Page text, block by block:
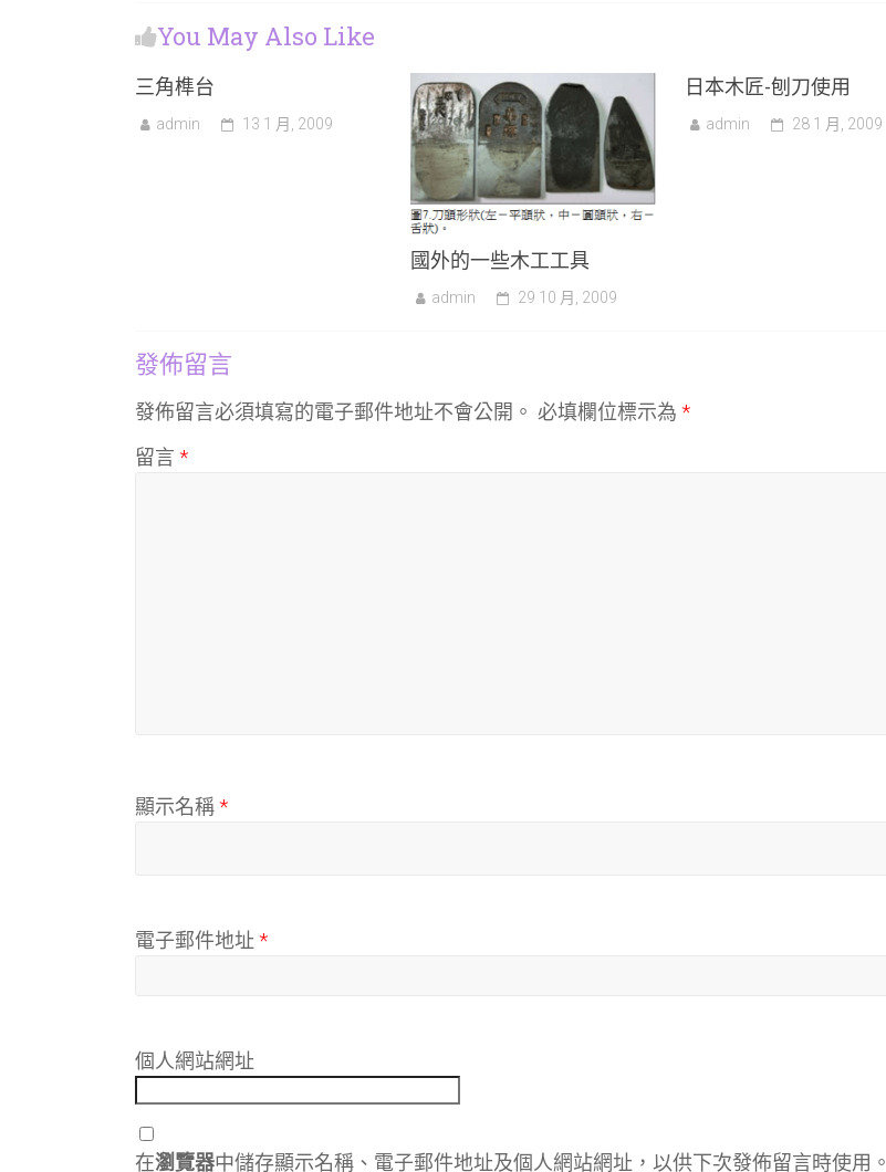
You May Also Like
三角榫台
admin 13 1 月, 2009
國外的一些木工工具
admin 29 10 月, 2009
日本木匠-刨刀使用
admin 28 1 月, 2009
發佈留言
發佈留言必須填寫的電子郵件地址不會公開。 必填欄位標示為 *
留言 *
顯示名稱*
電子郵件地址 *
個人網站網址
在瀏覽器中儲存顯示名稱、電子郵件地址及個人網站網址，以供下次發佈留言時使用。